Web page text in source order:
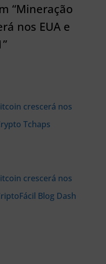
“Mineração
nos EUA e
crescerá nos
Tchaps
crescerá nos
Blog Dash